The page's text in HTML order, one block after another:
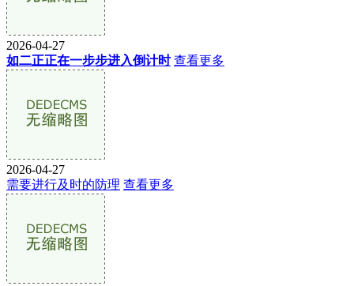
2026-04-27
如二正正在一步步进入倒计时 查看更多
2026-04-27
需要进行及时的防理 查看更多